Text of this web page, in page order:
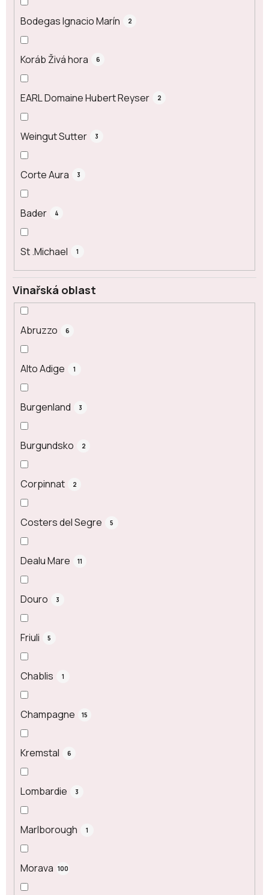
Bodegas Ignacio Marín 2
Koráb Živá hora 6
EARL Domaine Hubert Reyser 2
Weingut Sutter 3
Corte Aura 3
Bader 4
St .Michael 1
Vinařská oblast
Abruzzo 6
Alto Adige 1
Burgenland 3
Burgundsko 2
Corpinnat 2
Costers del Segre 5
Dealu Mare 11
Douro 3
Friuli 5
Chablis 1
Champagne 15
Kremstal 6
Lombardie 3
Marlborough 1
Morava 100